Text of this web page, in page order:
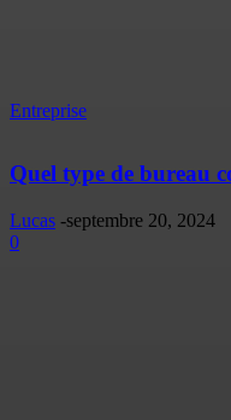
Entreprise
Quel type de bureau
Lucas -septembre 20, 2024
0